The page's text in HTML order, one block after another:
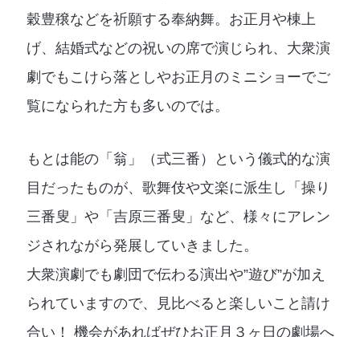
穀豊穣などを祈願する奉納舞。お正月や棟上
げ、結婚式などの祝いの席で演じられ、大衆演
劇でもこけら落としやお正月のミニショーでご
覧になられた方も多いのでは。
もとは能の「翁」（式三番）という儀式的な演
目だったものが、歌舞伎や文楽に派生し「操り
三番叟」や「吉原三番叟」など、様々にアレン
ジされながら発展していきました。
大衆演劇でも劇団で伝わる演出や”遊び”が加え
られていますので、見比べると楽しいこと請け
合い！ 機会があればぜひお正月３ヶ日の劇場へ